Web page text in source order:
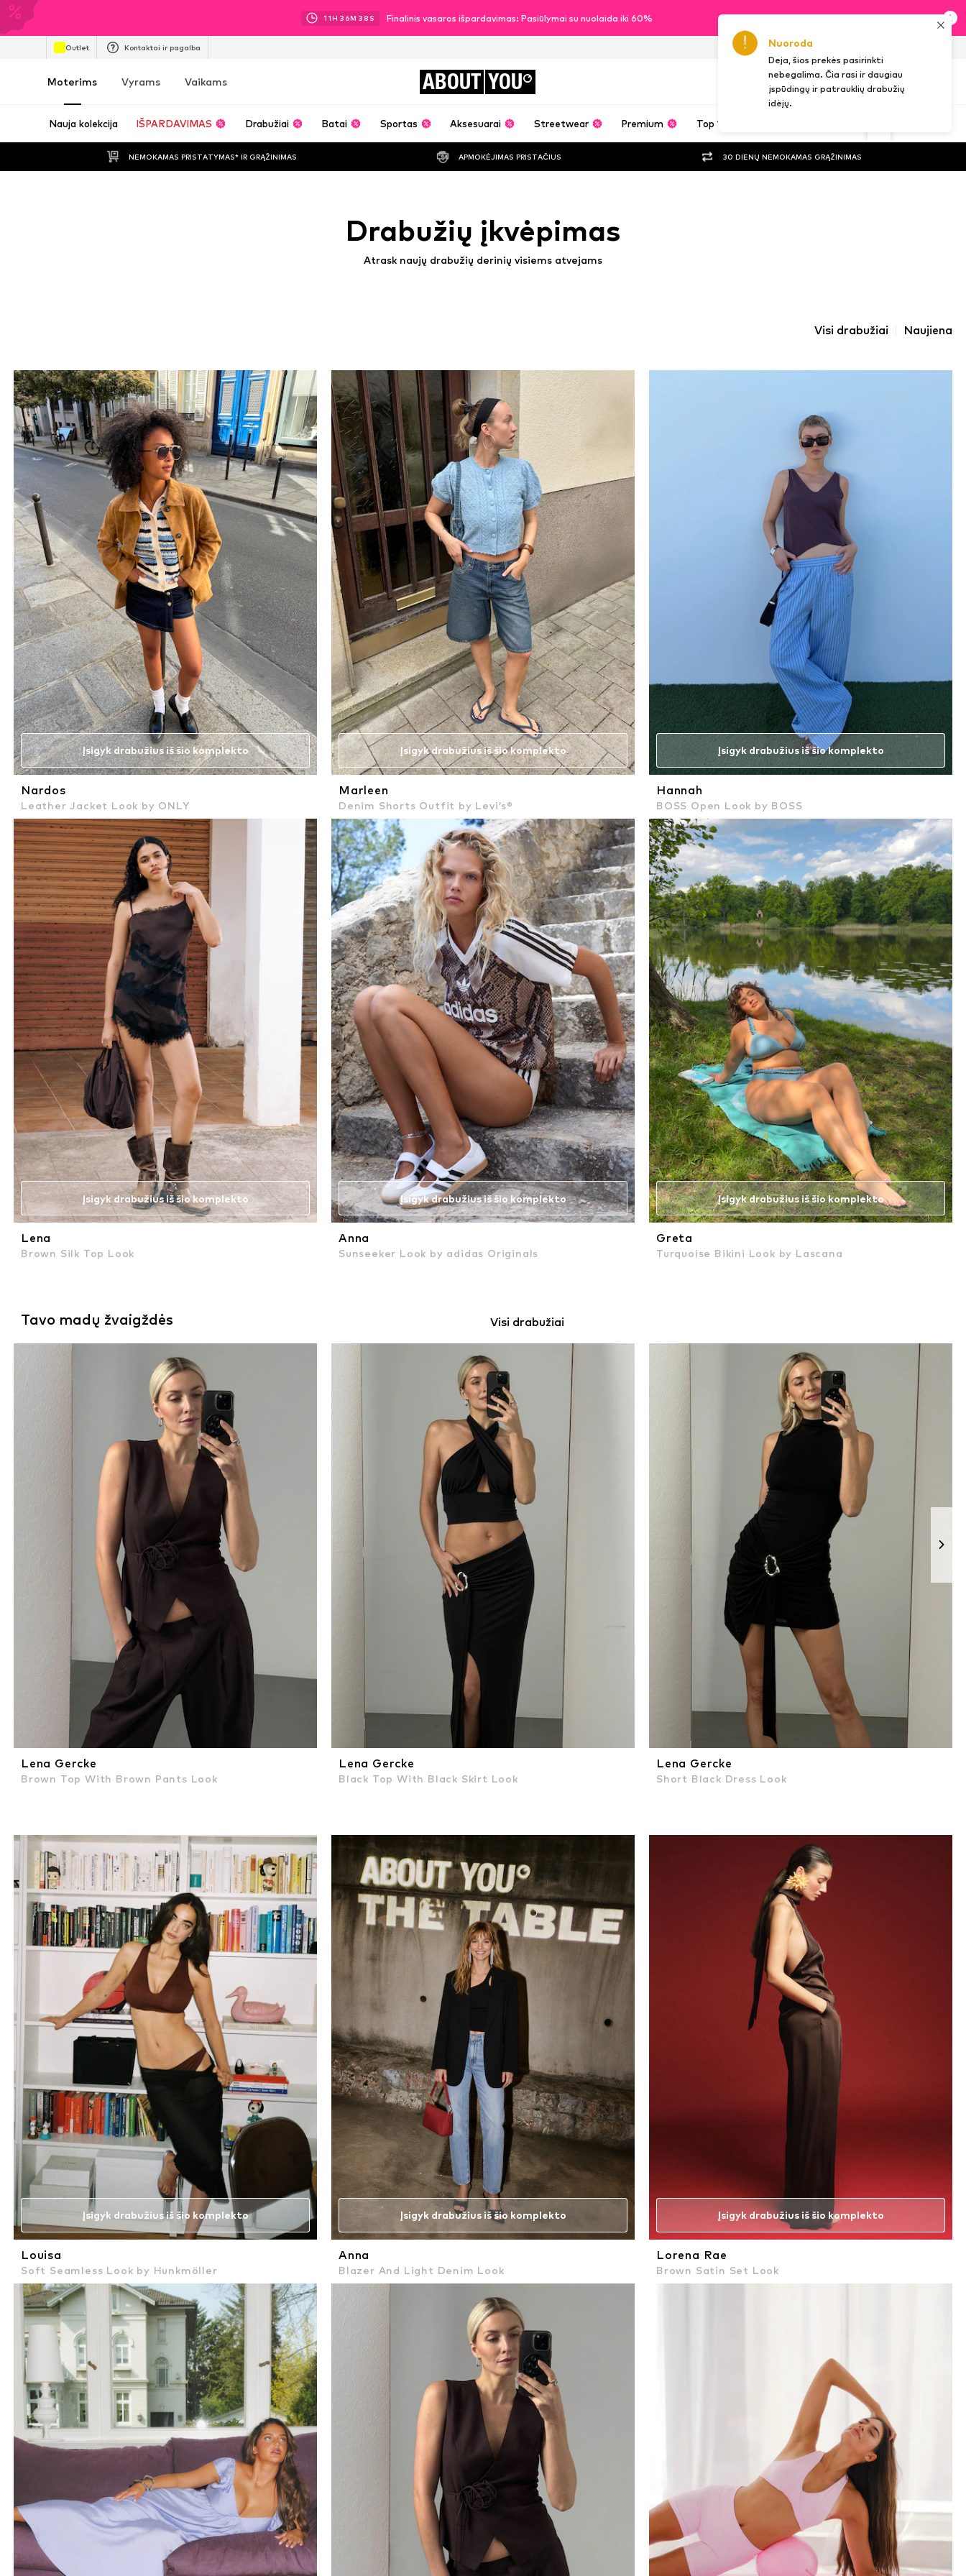
11H 36M 35 S Finalinis vasaros išpardavimas: Pasiūlymai su nuolaida iki 60%
Outlet Kontaktai ir pagalba
Moterims Vyrams Vaikams ABOUT YOU
Nauja kolekcija IŠPARDAVIMAS Drabužiai Batai Sportas Aksesuarai Streetwear Premium Top 100
NEMOKAMAS PRISTATYMAS* IR GRĄŽINIMAS APMOKĖJIMAS PRISTAČIUS 30 DIENŲ NEMOKAMAS GRĄŽINIMAS
Drabužių įkvėpimas
Atrask naujų drabužių derinių visiems atvejams
Visi drabužiai Naujiena
Įsigyk drabužius iš šio komplekto
Nardos
Leather Jacket Look by ONLY
Įsigyk drabužius iš šio komplekto
Marleen
Denim Shorts Outfit by Levi’s®
Įsigyk drabužius iš šio komplekto
Hannah
BOSS Open Look by BOSS
Įsigyk drabužius iš šio komplekto
Lena
Brown Silk Top Look
Įsigyk drabužius iš šio komplekto
Anna
Sunseeker Look by adidas Originals
Įsigyk drabužius iš šio komplekto
Greta
Turquoise Bikini Look by Lascana
Tavo madų žvaigždės Visi drabužiai
Lena Gercke
Brown Top With Brown Pants Look
Lena Gercke
Black Top With Black Skirt Look
Lena Gercke
Short Black Dress Look
Įsigyk drabužius iš šio komplekto
Louisa
Soft Seamless Look by Hunkmöller
Įsigyk drabužius iš šio komplekto
Anna
Blazer And Light Denim Look
Įsigyk drabužius iš šio komplekto
Lorena Rae
Brown Satin Set Look
Nuoroda
Deja, šios prekės pasirinkti
nebegalima. Čia rasi ir daugiau
įspūdingų ir patrauklių drabužių
idėjų.